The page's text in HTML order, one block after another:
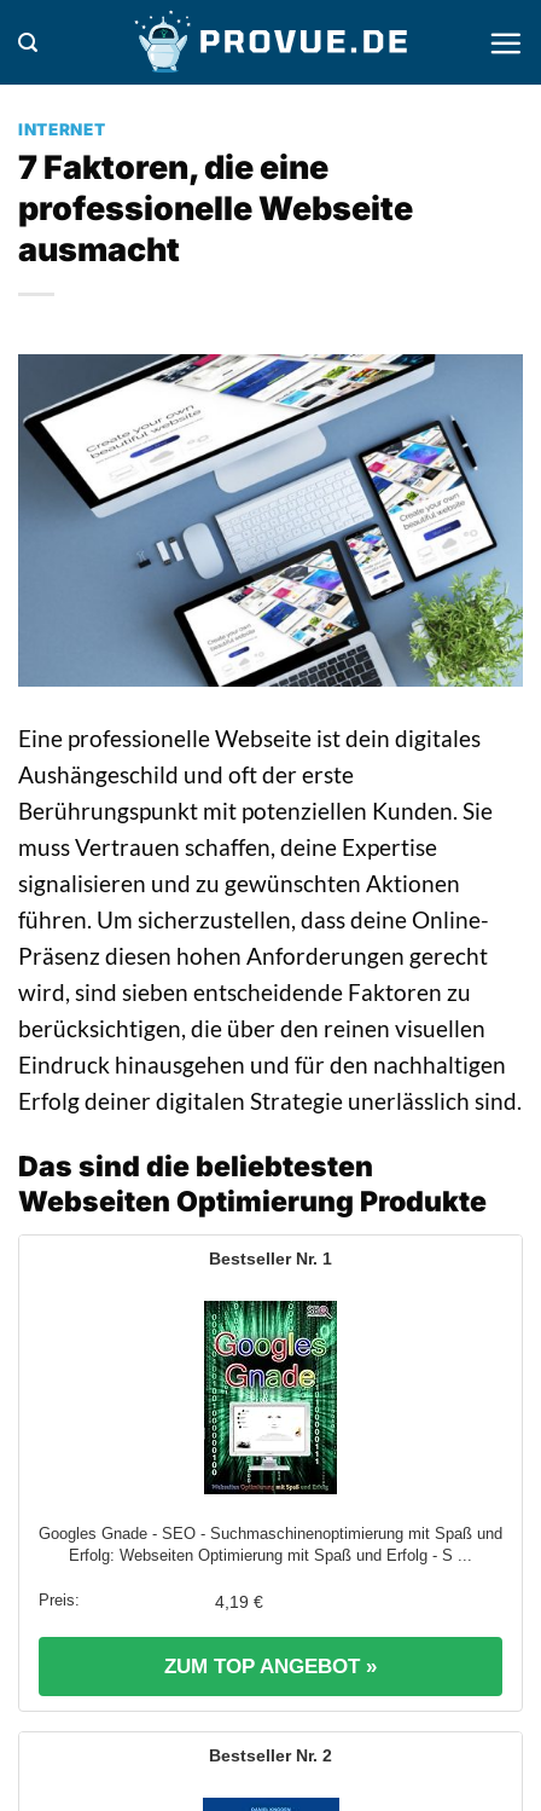
Inhalt
springen
INTERNET
7 Faktoren, die eine
professionelle Webseite
ausmacht
Eine professionelle Webseite ist dein digitales
Aushängeschild und oft der erste
Berührungspunkt mit potenziellen Kunden. Sie
muss Vertrauen schaffen, deine Expertise
signalisieren und zu gewünschten Aktionen
führen. Um sicherzustellen, dass deine Online-
Präsenz diesen hohen Anforderungen gerecht
wird, sind sieben entscheidende Faktoren zu
berücksichtigen, die über den reinen visuellen
Eindruck hinausgehen und für den nachhaltigen
Erfolg deiner digitalen Strategie unerlässlich sind.
Das sind die beliebtesten
Webseiten Optimierung Produkte
1
Googles Gnade - SEO - Suchmaschinenoptimierung mit Spaß und
Erfolg: Webseiten Optimierung mit Spaß und Erfolg - S ...
4,19 €
ZUM TOP ANGEBOT »
2